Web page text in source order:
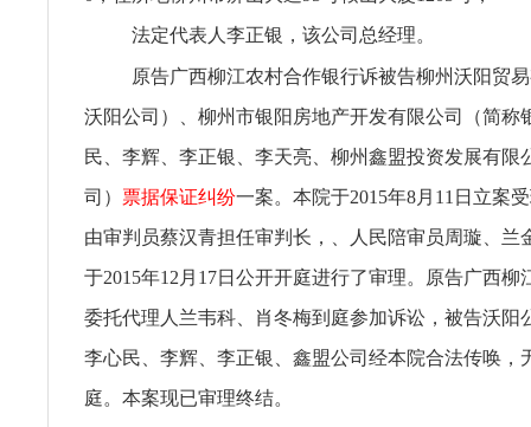
法定代表人李正银，该公司总经理。
原告广西柳江农村合作银行诉被告柳州沃阳贸
沃阳公司）、柳州市银阳房地产开发有限公司（简称
民、李辉、李正银、李天亮、柳州鑫盟投资发展有限
司） 票据保证纠纷一案。本院于2015年8月11日立案
由审判员蔡汉青担任审判长，、人民陪审员周璇、兰
于2015年12月17日公开开庭进行了审理。原告广西柳
委托代理人兰韦科、肖冬梅到庭参加诉讼，被告沃阳
李心民、李辉、李正银、鑫盟公司经本院合法传唤，
庭。本案现已审理终结。